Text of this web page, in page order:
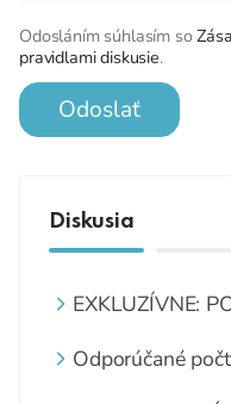
Odosláním súhlasím so
pravidlami diskusie.
Odoslať
Diskusia
EXKLUZÍVNE:
Odporúčané